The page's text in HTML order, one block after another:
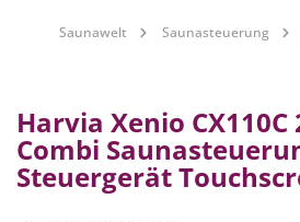
Saunawelt Saunasteuerung
Harvia Xenio CX110C
Combi
Steuergerät